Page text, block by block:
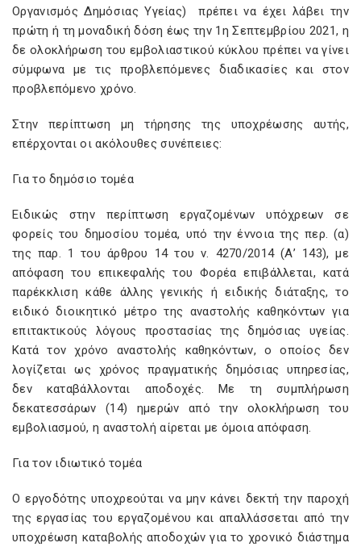
Οργανισμός Δημόσιας Υγείας) πρέπει να έχει λάβει την
πρώτη ή τη μοναδική δόση έως την 1η Σεπτεμβρίου 2021, η
δε ολοκλήρωση του εμβολιαστικού κύκλου πρέπει να γίνει
σύμφωνα με τις προβλεπόμενες διαδικασίες και στον
προβλεπόμενο χρόνο.
Στην περίπτωση μη τήρησης της υποχρέωσης αυτής,
επέρχονται οι ακόλουθες συνέπειες:
Για το δημόσιο τομέα
Ειδικώς στην περίπτωση εργαζομένων υπόχρεων σε
φορείς του δημοσίου τομέα, υπό την έννοια της περ. (α)
της παρ. 1 του άρθρου 14 του ν. 4270/2014 (Α’ 143), με
απόφαση του επικεφαλής του Φορέα επιβάλλεται, κατά
παρέκκλιση κάθε άλλης γενικής ή ειδικής διάταξης, το
ειδικό διοικητικό μέτρο της αναστολής καθηκόντων για
επιτακτικούς λόγους προστασίας της δημόσιας υγείας.
Κατά τον χρόνο αναστολής καθηκόντων, ο οποίος δεν
λογίζεται ως χρόνος πραγματικής δημόσιας υπηρεσίας,
δεν καταβάλλονται αποδοχές. Με τη συμπλήρωση
δεκατεσσάρων (14) ημερών από την ολοκλήρωση του
εμβολιασμού, η αναστολή αίρεται με όμοια απόφαση.
Για τον ιδιωτικό τομέα
Ο εργοδότης υποχρεούται να μην κάνει δεκτή την παροχή
της εργασίας του εργαζομένου και απαλλάσσεται από την
υποχρέωση καταβολής αποδοχών για το χρονικό διάστημα